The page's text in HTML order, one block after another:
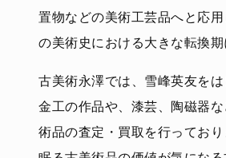
置物などの美術工芸品へと応
の美術史における大きな転換期
古美術永澤では、雪峰英友を
金工の作品や、漆芸、陶磁器
術品の査定・買取を行ってお